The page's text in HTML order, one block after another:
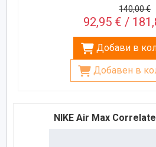
140,00 €
92,95 € /
Добави в
Добавен в
NIKE Air Max